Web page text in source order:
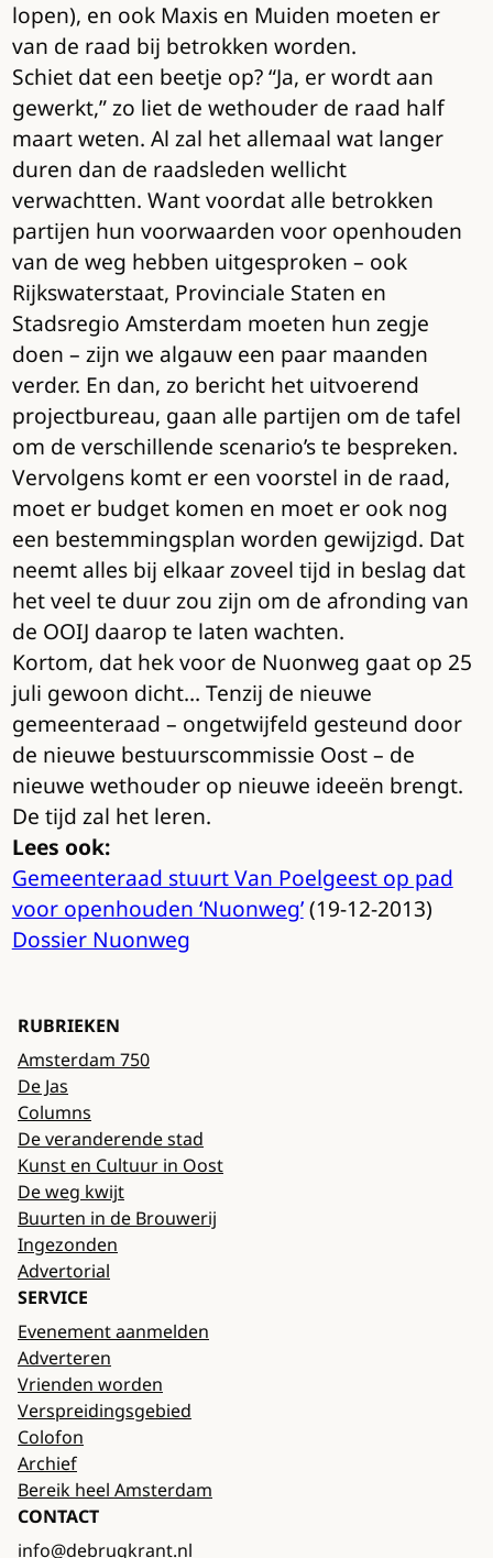
lopen), en ook Maxis en Muiden moeten er
van de raad bij betrokken worden.
Schiet dat een beetje op? “Ja, er wordt aan
gewerkt,” zo liet de wethouder de raad half
maart weten. Al zal het allemaal wat langer
duren dan de raadsleden wellicht
verwachtten. Want voordat alle betrokken
partijen hun voorwaarden voor openhouden
van de weg hebben uitgesproken – ook
Rijkswaterstaat, Provinciale Staten en
Stadsregio Amsterdam moeten hun zegje
doen – zijn we algauw een paar maanden
verder. En dan, zo bericht het uitvoerend
projectbureau, gaan alle partijen om de tafel
om de verschillende scenario’s te bespreken.
Vervolgens komt er een voorstel in de raad,
moet er budget komen en moet er ook nog
een bestemmingsplan worden gewijzigd. Dat
neemt alles bij elkaar zoveel tijd in beslag dat
het veel te duur zou zijn om de afronding van
de OOIJ daarop te laten wachten.
Kortom, dat hek voor de Nuonweg gaat op 25
juli gewoon dicht… Tenzij de nieuwe
gemeenteraad – ongetwijfeld gesteund door
de nieuwe bestuurscommissie Oost – de
nieuwe wethouder op nieuwe ideeën brengt.
De tijd zal het leren.
Lees ook:
Gemeenteraad stuurt Van Poelgeest op pad
voor openhouden ‘Nuonweg’(19-12-2013)
Dossier Nuonweg
RUBRIEKEN
Amsterdam 750
De Jas
Columns
De veranderende stad
Kunst en Cultuur in Oost
De weg kwijt
Buurten in de Brouwerij
Ingezonden
Advertorial
SERVICE
Evenement aanmelden
Adverteren
Vrienden worden
Verspreidingsgebied
Colofon
Archief
Bereik heel Amsterdam
CONTACT
info@debrugkrant.nl